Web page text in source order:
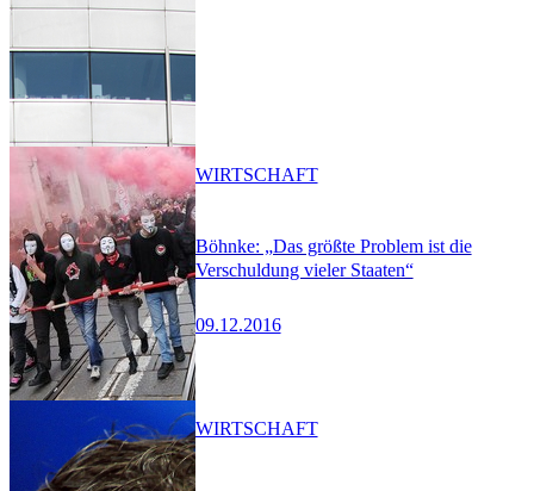
Böhnke: „Das größte Problem ist die
Verschuldung vieler Staaten“
09.12.2016
WIRTSCHAFT
WIRTSCHAFT